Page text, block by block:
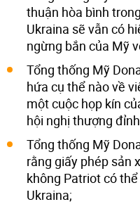
thuận hòa bình
Ukraina sẽ vẫn có
ngừng bắn của Mỹ
Tổng thống Mỹ
hứa cụ thể nào về
một cuộc họp kín
hội nghị thượng
Tổng thống Mỹ
rằng giấy phép sản
không Patriot có
Ukraina;